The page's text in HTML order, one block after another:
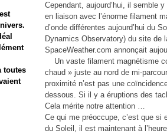
toutes
Cependant, aujourd’hui, il semble
en liaison avec l’énorme filament
d’onde différentes aujourd’hui du
Dynamics Observatory) du site de
SpaceWeather.com annonçait
Un vaste filament magnétisme
chaud » juste au nord de mi-
proximité n’est pas une
dessous. Si il y a éruptions des
Cela mérite notre attention …
Ce qui me préoccupe, c’est que si
du Soleil, il est maintenant à